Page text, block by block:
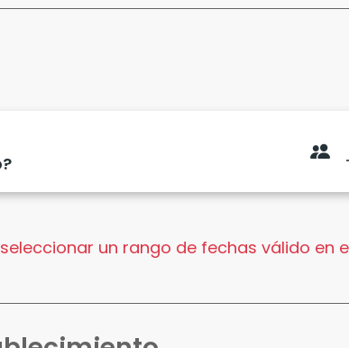
un rango de fechas válido en